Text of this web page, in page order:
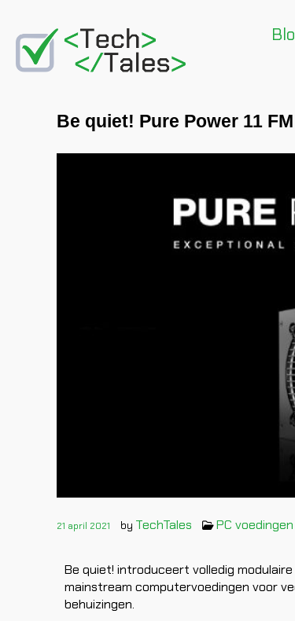
Be quiet! Pure Power 11 FM
21 april 2021 by TechTales PC voedingen
Be quiet! introduceert volledig modulaire
mainstream computervoedingen voor
behuizingen.